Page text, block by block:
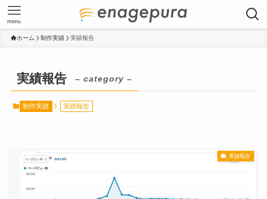
menu
ホーム 制作実績 実績報告
実績報告 – category –
制作実績 実績報告
実績報告